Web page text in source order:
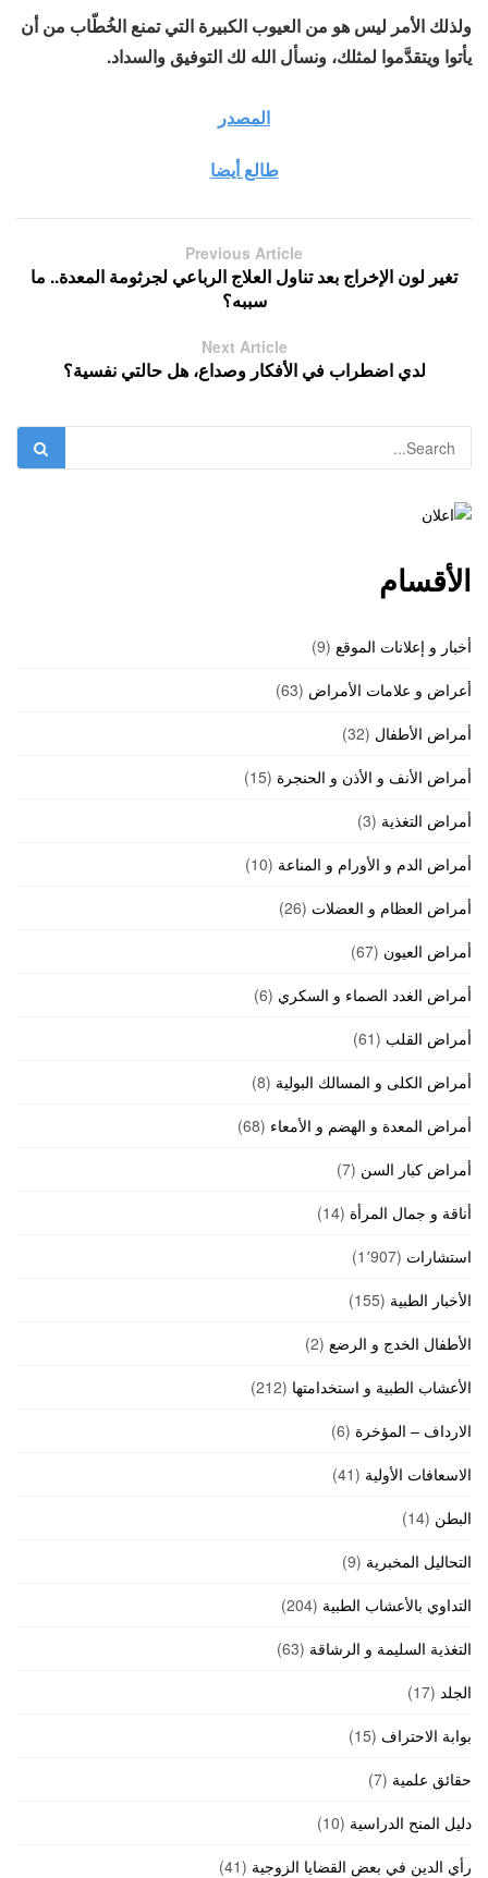
ولذلك الأمر ليس هو من العيوب الكبيرة التي تمنع الخُطّاب من أن
يأتوا ويتقدَّموا لمثلك، ونسأل الله لك التوفيق والسداد.
المصدر
طالع أيضا
Previous Article
تغير لون الإخراج بعد تناول العلاج الرباعي لجرثومة المعدة.. ما
سببه؟
Next Article
لدي اضطراب في الأفكار وصداع، هل حالتي نفسية؟
الأقسام
أخبار و إعلانات الموقع (9)
أعراض و علامات الأمراض (63)
أمراض الأطفال (32)
أمراض الأنف و الأذن و الحنجرة (15)
أمراض التغذية (3)
أمراض الدم و الأورام و المناعة (10)
أمراض العظام و العضلات (26)
أمراض العيون (67)
أمراض الغدد الصماء و السكري (6)
أمراض القلب (61)
أمراض الكلى و المسالك البولية (8)
أمراض المعدة و الهضم و الأمعاء (68)
أمراض كبار السن (7)
أناقة و جمال المرأة (14)
استشارات (1٬907)
الأخبار الطبية (155)
الأطفال الخدج و الرضع (2)
الأعشاب الطبية و استخدامتها (212)
الارداف – المؤخرة (6)
الاسعافات الأولية (41)
البطن (14)
التحاليل المخبرية (9)
التداوي بالأعشاب الطبية (204)
التغذية السليمة و الرشاقة (63)
الجلد (17)
بوابة الاحتراف (15)
حقائق علمية (7)
دليل المنح الدراسية (10)
رأي الدين في بعض القضايا الزوجية (41)